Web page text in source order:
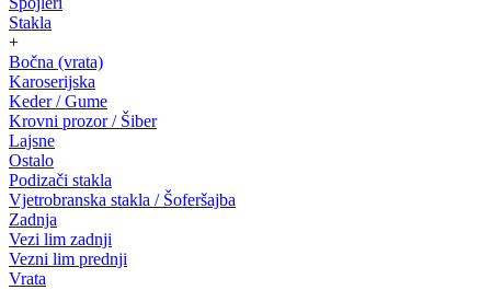
Stakla
+
Bočna (vrata)
Karoserijska
Keder / Gume
Krovni prozor / Šiber
Lajsne
Ostalo
Podizači stakla
Vjetrobranska stakla / Šoferšajba
Zadnja
Vezi lim zadnji
Vezni lim prednji
Vrata